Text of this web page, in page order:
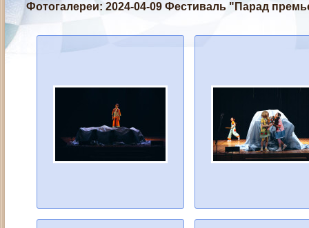
Фотогалереи: 2024-04-09 Фестиваль "Парад